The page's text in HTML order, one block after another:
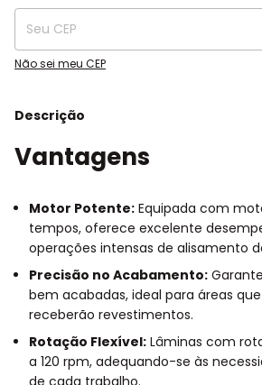
Não sei meu CEP
Descrição
Vantagens
Motor Potente: Equipada com
tempos, oferece excelente
operações intensas de alisamento
Precisão no Acabamento:
bem acabadas, ideal para áreas
receberão revestimentos.
Rotação Flexível: Lâminas com
a 120 rpm, adequando-se às